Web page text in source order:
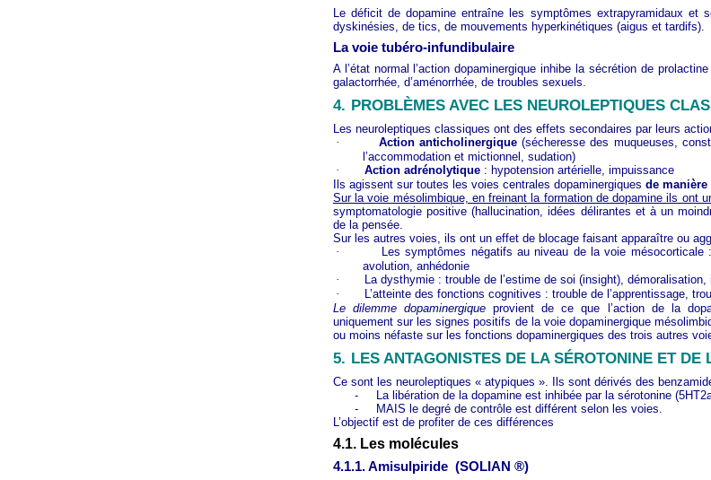
Le déficit de dopamine entraîne les symptômes extrapyramidaux et
dyskinésies, de tics, de mouvements hyperkinétiques (aigus et tardifs).
La voie tubéro-infundibulaire
A l’état normal l’action dopaminergique inhibe la sécrétion de
galactorrhée, d’aménorrhée, de troubles sexuels.
4. PROBLÈMES AVEC LES NEUROLEPTIQUES
Les neuroleptiques classiques ont des effets secondaires par leurs
·
Action anticholinergique (sécheresse des muqueuses,
l’accommodation et mictionnel, sudation)
·
Action adrénolytique: hypotension artérielle, impuissance
Ils agissent sur toutes les voies centrales dopaminergiques de manière
Sur la voie mésolimbique, en freinant la formation de dopamine ils ont
symptomatologie positive (hallucination, idées délirantes et à un
de la pensée.
Sur les autres voies, ils ont un effet de blocage faisant apparaître ou
·
Les symptômes négatifs au niveau de la voie mésocorticale
avolution, anhédonie
·
La dysthymie : trouble de l’estime de soi (insight), démoralisation,
·
L’atteinte des fonctions cognitives : trouble de l’apprentissage,
Le dilemme dopaminergique provient de ce que l’action de la
uniquement sur les signes positifs de la voie dopaminergique
ou moins néfaste sur les fonctions dopaminergiques des trois autres
5. LES ANTAGONISTES DE LA SÉROTONINE ET DE
Ce sont les neuroleptiques « atypiques ». Ils sont dérivés des
-
La libération de la dopamine est inhibée par la sérotonine
-
MAIS le degré de contrôle est différent selon les voies.
L’objectif est de profiter de ces différences
4.1. Les molécules
4.1.1. Amisulpiride (SOLIAN ®)